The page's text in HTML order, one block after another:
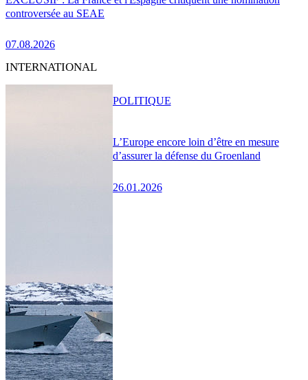
controversée au SEAE
07.08.2026
INTERNATIONAL
L’Europe encore loin d’être en mesure
d’assurer la défense du Groenland
26.01.2026
POLITIQUE